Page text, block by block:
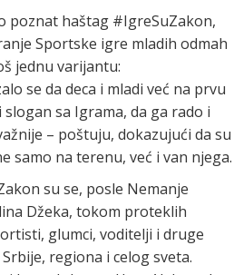
poznat haštag #IgreSuZakon,
Sportske igre mladih odmah
jednu varijantu:
se da deca i mladi već na prvu
sa Igrama, da ga rado i
– poštuju, dokazujući da su
samo na terenu, već i van njega.
su se, posle Nemanje
Džeka, tokom proteklih
glumci, voditelji i druge
regiona i celog sveta.